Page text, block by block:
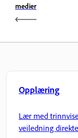
medier
Opplæring
Lær med
veiledning